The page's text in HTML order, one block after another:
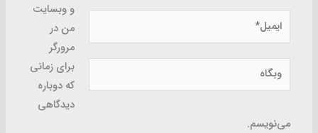
ایمیل*
وبگاه
و وبسایت
من در
مرورگر
برای زمانی
که دوباره
دیدگاهی
می‌نویسم.